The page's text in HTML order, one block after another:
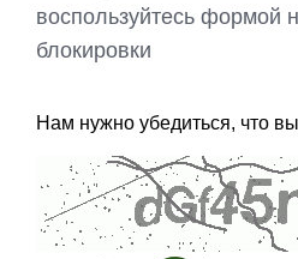
воспользуйтесь формой
блокировки
Нам нужно убедиться, что